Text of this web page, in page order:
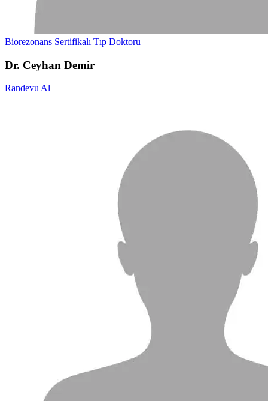
Biorezonans Sertifikalı Tıp Doktoru
Dr. Ceyhan Demir
Randevu Al